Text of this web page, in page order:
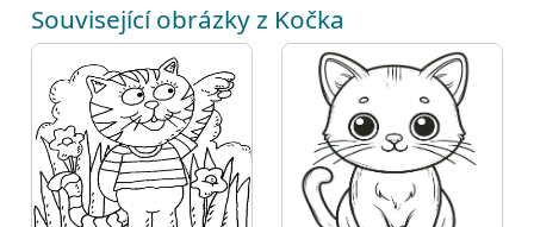
Související obrázky z Kočka